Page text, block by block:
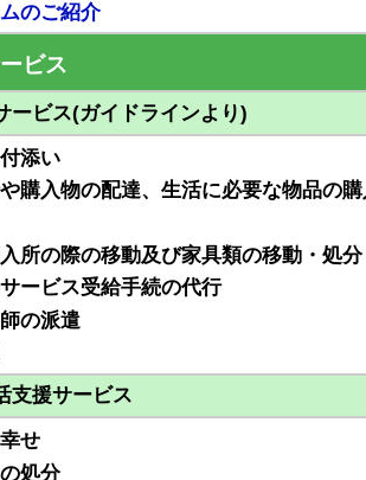
のご紹介
ビス
ービス(ガイドラインより)
添い
購入物の配達、生活に必要な物品の
所の際の移動及び家具類の移動・処分
ービス受給手続の代行
の派遣
支援サービス
せ
処分